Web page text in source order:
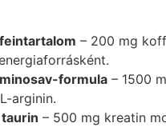
– 200 mg
formula – 1500
arginin.
– 500 mg kreatin